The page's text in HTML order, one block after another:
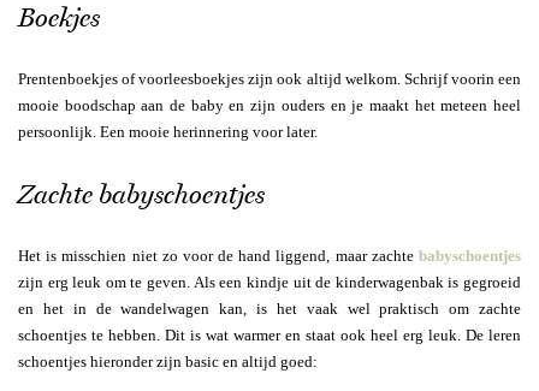
Boekjes
Prentenboekjes of voorleesboekjes zijn ook altijd welkom. Schrijf voorin een
mooie boodschap aan de baby en zijn ouders en je maakt het meteen heel
persoonlijk. Een mooie herinnering voor later.
Zachte babyschoentjes
Het is misschien niet zo voor de hand liggend, maar zachte babyschoentjes
zijn erg leuk om te geven. Als een kindje uit de kinderwagenbak is gegroeid
en het in de wandelwagen kan, is het vaak wel praktisch om zachte
schoentjes te hebben. Dit is wat warmer en staat ook heel erg leuk. De leren
schoentjes hieronder zijn basic en altijd goed: